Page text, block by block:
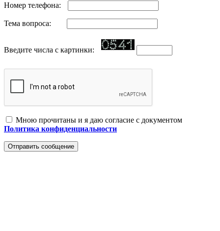
Номер телефона:
Тема вопроса:
Введите числа с картинки:
Мною прочитаны и я даю согласие с документом
Политика конфиденциальности